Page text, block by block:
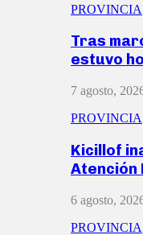
PROVINCIA
Tras
estuvo
7 agosto,
PROVINCIA
Kicillof
6 agosto,
PROVINCIA